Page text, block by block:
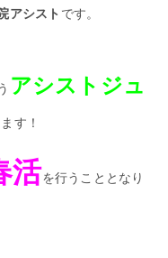
アシスト です。
アシストジュ
す！
活を行うこととなり